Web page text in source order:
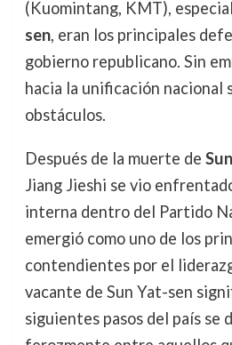
(Kuomintang, KMT),
sen, eran los principales
gobierno republicano. Sin
hacia la unificación nacional
obstáculos.
Después de la muerte de
Jiang Jieshi se vio
interna dentro del Partido
emergió como uno de los
contendientes por el
vacante de Sun Yat-sen
siguientes pasos del país se